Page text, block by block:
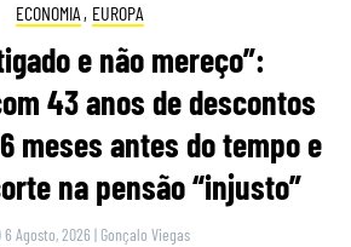
ECONOMIA , EUROPA
e não mereço”:
43 anos de descontos
meses antes do tempo e
na pensão “injusto”
6 Agosto, 2026 | Gonçalo Viegas